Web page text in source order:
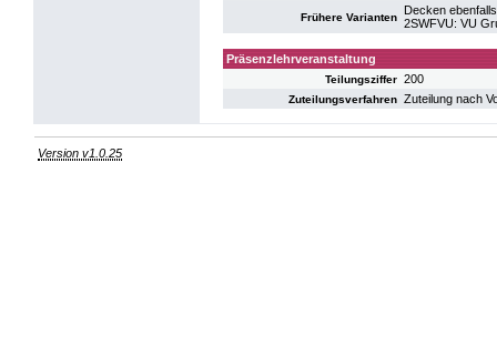
Frühere Varianten
Decken
2SWFVU: VU
Präsenzlehrveranstaltung
Teilungsziffer 200
Zuteilungsverfahren Zuteilung nach
Version v1.0.25